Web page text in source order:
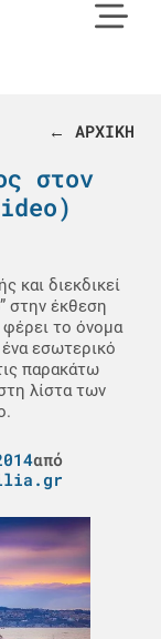
← ΑΡΧΙΚΗ
στον
και διεκδικεί
στην έκθεση
το όνομα
ένα εσωτερικό
παρακάτω
λίστα των
από